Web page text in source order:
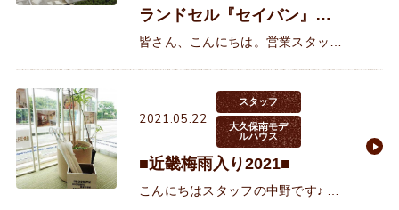
ランドセル『セイバン』を
買いに行ってきました♪
皆さん、こんにちは。営業スタッフ
買いに行きました♪CMでも『天使の
はね』でおなじみの『セイバン』
2021.05.22
スタッフ
大久保南モデ
ルハウス
■近畿梅雨入り2021■
こんにちはスタッフの中野です♪ カ